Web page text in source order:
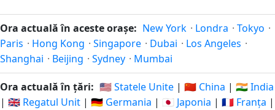
14 zile
in-
urma
21.07.2026
peste
18.08.2026
in-
urma
20.07.2026
15 zile
peste
19.08.2026
Ora actuală în aceste orașe: New York · Londra · Tokyo ·
Paris · Hong Kong · Singapore · Dubai · Los Angeles ·
Shanghai · Beijing · Sydney · Mumbai
Ora actuală în țări: 🇺🇸 Statele Unite | 🇨🇳 China | 🇮🇳 India
| 🇬🇧 Regatul Unit | 🇩🇪 Germania | 🇯🇵 Japonia | 🇫🇷 Franța |